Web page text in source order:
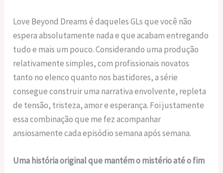
Love Beyond Dreams é daqueles GLs que você não
espera absolutamente nada e que acabam entregando
tudo e mais um pouco. Considerando uma produção
relativamente simples, com profissionais novatos
tanto no elenco quanto nos bastidores, a série
consegue construir uma narrativa envolvente, repleta
de tensão, tristeza, amor e esperança. Foi justamente
essa combinação que me fez acompanhar
ansiosamente cada episódio semana após semana.
Uma história original que mantém o mistério até o fim